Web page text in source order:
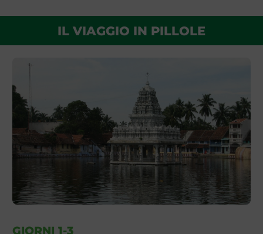
IL VIAGGIO IN PILLOLE
GIORNI 1-3